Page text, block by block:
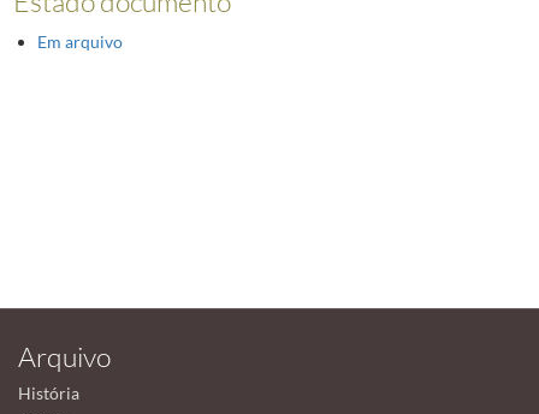
Em arquivo
Arquivo
História